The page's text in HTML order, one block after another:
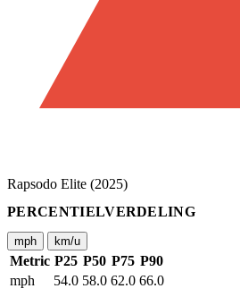
Rapsodo Elite (2025)
PERCENTIELVERDELING
mph km/u
Metric P25 P50 P75 P90
mph
54.0 58.0 62.0 66.0